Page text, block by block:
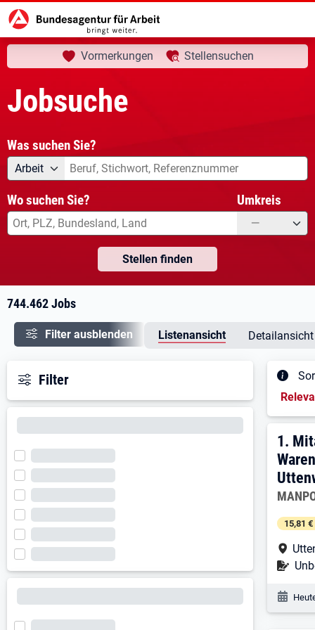
Startseite Jobsuche aktuelle Seite:
Ihre Suche
Vormerkungen Stellensuchen
Jobsuche
Was suchen Sie?
Angebotsart
Arbeit Was suchen Sie?
Wo suchen Sie? Umkreis
—
Stellen finden
744.462 Jobs
Filter ausblenden Listenansicht Detailansicht
Filter
1.
1.
15,81